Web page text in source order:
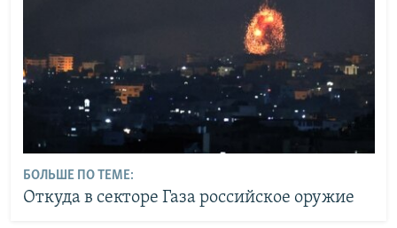
БОЛЬШЕ ПО ТЕМЕ:
Откуда в секторе Газа российское оружие